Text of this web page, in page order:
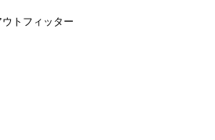
トフィッター